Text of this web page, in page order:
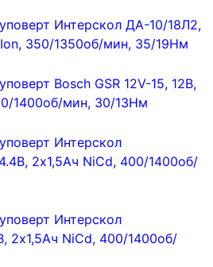
Интерскол ДА-10/18Л2,
350/1350об/мин, 35/19Нм
Bosch GSR 12V-15, 12В,
1400об/мин, 30/13Нм
Интерскол
2х1,5Ач NiCd, 400/1400об/
Интерскол
2х1,5Ач NiCd, 400/1400об/